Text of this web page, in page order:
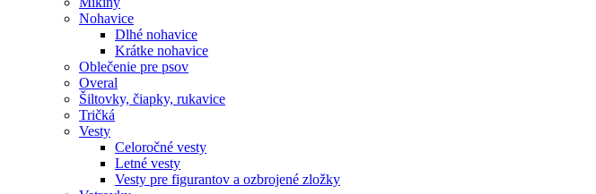
Nohavice
Dlhé nohavice
Krátke nohavice
Oblečenie pre psov
Overal
Šiltovky, čiapky, rukavice
Tričká
Vesty
Celoročné vesty
Letné vesty
Vesty pre figurantov a ozbrojené zložky